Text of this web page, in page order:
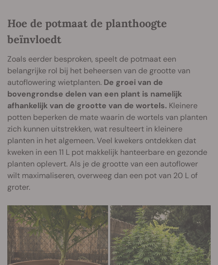
Hoe de potmaat de planthoogte
beïnvloedt
Zoals eerder besproken, speelt de potmaat een
belangrijke rol bij het beheersen van de grootte van
autoflowering wietplanten. De groei van de
bovengrondse delen van een plant is namelijk
afhankelijk van de grootte van de wortels. Kleinere
potten beperken de mate waarin de wortels van planten
zich kunnen uitstrekken, wat resulteert in kleinere
planten in het algemeen. Veel kwekers ontdekken dat
kweken in een 11 L pot makkelijk hanteerbare en gezonde
planten oplevert. Als je de grootte van een autoflower
wilt maximaliseren, overweeg dan een pot van 20 L of
groter.